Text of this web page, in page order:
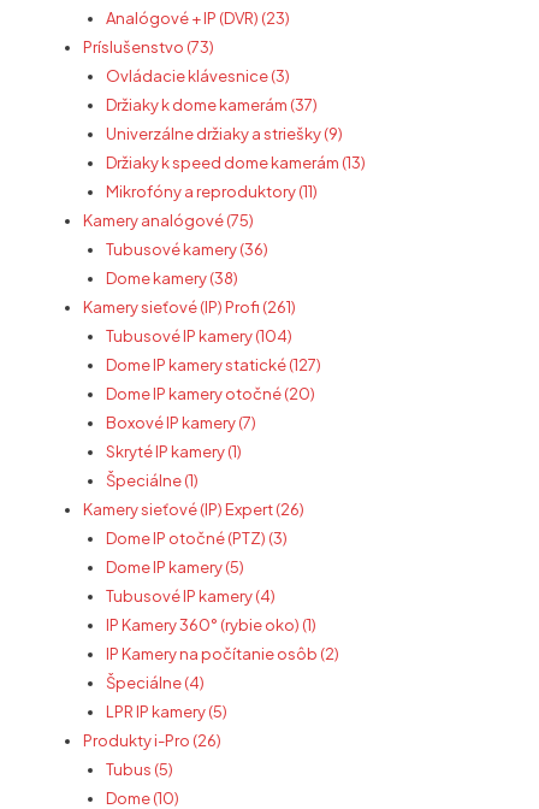
Analógové + IP (DVR) (23)
Príslušenstvo (73)
Ovládacie klávesnice (3)
Držiaky k dome kamerám (37)
Univerzálne držiaky a striešky (9)
Držiaky k speed dome kamerám (13)
Mikrofóny a reproduktory (11)
Kamery analógové (75)
Tubusové kamery (36)
Dome kamery (38)
Kamery sieťové (IP) Profi (261)
Tubusové IP kamery (104)
Dome IP kamery statické (127)
Dome IP kamery otočné (20)
Boxové IP kamery (7)
Skryté IP kamery (1)
Špeciálne (1)
Kamery sieťové (IP) Expert (26)
Dome IP otočné (PTZ) (3)
Dome IP kamery (5)
Tubusové IP kamery (4)
IP Kamery 360° (rybie oko) (1)
IP Kamery na počítanie osôb (2)
Špeciálne (4)
LPR IP kamery (5)
Produkty i-Pro (26)
Tubus (5)
Dome (10)